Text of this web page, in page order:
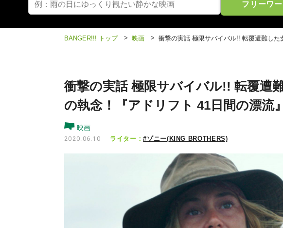
フリーワ
BANGER!!! トップ > 映画 > 衝撃の実話 極限サバイバル!! 転覆遭難した
衝撃の実話 極限サバイバル!! 転覆遭
の執念！『アドリフト 41日間の漂流』
映画
2020.06.10 ライター：#ゾニー(KING BROTHERS)